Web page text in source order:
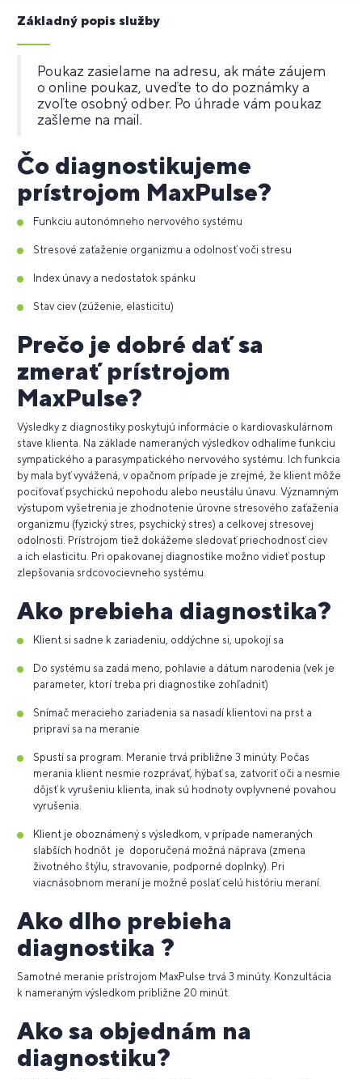
Základný popis služby
Poukaz zasielame na adresu, ak máte záujem
o online poukaz, uveďte to do poznámky a
zvoľte osobný odber. Po úhrade vám poukaz
zašleme na mail.
Čo diagnostikujeme
prístrojom MaxPulse?
Funkciu autonómneho nervového systému
Stresové zaťaženie organizmu a odolnosť voči stresu
Index únavy a nedostatok spánku
Stav ciev (zúženie, elasticitu)
Prečo je dobré dať sa
zmerať prístrojom
MaxPulse?
Výsledky z diagnostiky poskytujú informácie o kardiovaskulárnom
stave klienta. Na základe nameraných výsledkov odhalíme funkciu
sympatického a parasympatického nervového systému. Ich funkcia
by mala byť vyvážená, v opačnom prípade je zrejmé, že klient môže
pociťovať psychickú nepohodu alebo neustálu únavu. Významným
výstupom vyšetrenia je zhodnotenie úrovne stresového zaťaženia
organizmu (fyzický stres, psychický stres) a celkovej stresovej
odolnosti. Prístrojom tiež dokážeme sledovať priechodnosť ciev
a ich elasticitu. Pri opakovanej diagnostike možno vidieť postup
zlepšovania srdcovocievneho systému.
Ako prebieha diagnostika?
Klient si sadne k zariadeniu, oddýchne si, upokojí sa
Do systému sa zadá meno, pohlavie a dátum narodenia (vek je
parameter, ktorí treba pri diagnostike zohľadniť)
Snímač meracieho zariadenia sa nasadí klientovi na prst a
pripraví sa na meranie
Spustí sa program. Meranie trvá približne 3 minúty. Počas
merania klient nesmie rozprávať, hýbať sa, zatvoriť oči a nesmie
dôjsť k vyrušeniu klienta, inak sú hodnoty ovplyvnené povahou
vyrušenia.
Klient je oboznámený s výsledkom, v prípade nameraných
slabších hodnôt je doporučená možná náprava (zmena
životného štýlu, stravovanie, podporné doplnky). Pri
viacnásobnom meraní je možné poslať celú históriu meraní.
Ako dlho prebieha
diagnostika ?
Samotné meranie prístrojom MaxPulse trvá 3 minúty. Konzultácia
k nameraným výsledkom približne 20 minút.
Ako sa objednám na
diagnostiku?